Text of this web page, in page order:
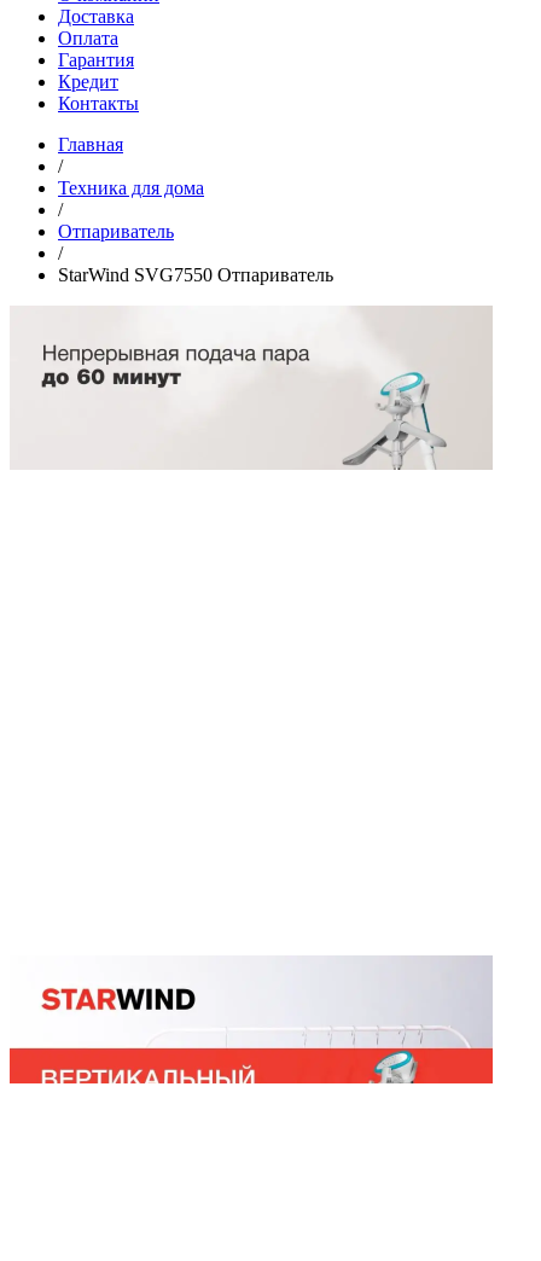
Доставка
Оплата
Гарантия
Кредит
Контакты
Главная
/
Техника для дома
/
Отпариватель
/
StarWind SVG7550 Отпариватель